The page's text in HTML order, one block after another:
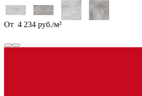
От 4 234 руб./м²